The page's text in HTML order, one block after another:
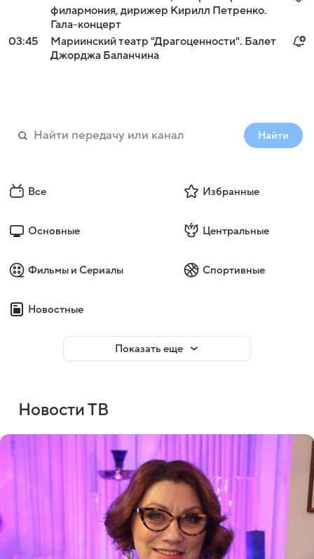
филармония, дирижер Кирилл Петренко.
Гала-концерт
03:45
Мариинский театр "Драгоценности". Балет
Джорджа Баланчина
Найти
Все Избранные
Основные Центральные
Фильмы и Сериалы Спортивные
Новостные
Показать еще
Новости ТВ